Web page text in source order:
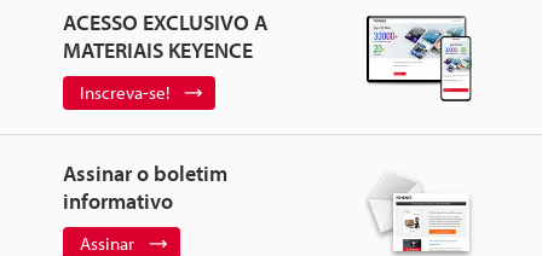
ACESSO EXCLUSIVO A
MATERIAIS KEYENCE
Inscreva-se!
Assinar o boletim
informativo
Assinar